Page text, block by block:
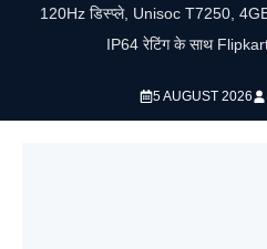
120Hz डिस्प्ले, Unisoc T7250,
IP64 रेटिंग के साथ
5 AUGUST 2026